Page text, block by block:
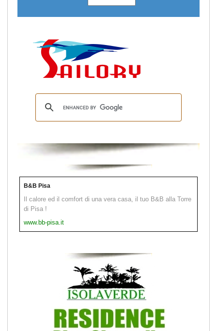
B&B Pisa
Il calore ed il comfort di una vera casa, il tuo B&B alla Torre
di Pisa !
www.bb-pisa.it